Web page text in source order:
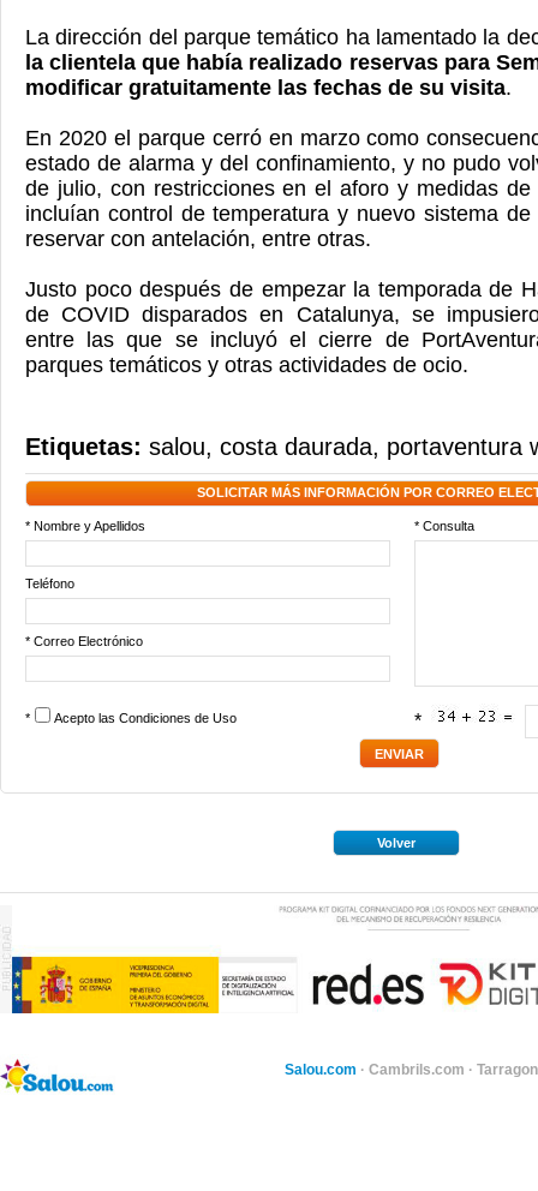
La dirección del parque temático ha lamentado la
la clientela que había realizado reservas para
modificar gratuitamente las fechas de su visita.
En 2020 el parque cerró en marzo como
estado de alarma y del confinamiento, y no pudo
de julio, con restricciones en el aforo y medidas de
incluían control de temperatura y nuevo sistema
reservar con antelación, entre otras.
Justo poco después de empezar la temporada de
de COVID disparados en Catalunya, se
entre las que se incluyó el cierre de
parques temáticos y otras actividades de ocio.
Etiquetas: salou, costa daurada, portaventura
SOLICITAR MÁS INFORMACIÓN POR CORREO
* Nombre y Apellidos * Consulta
Teléfono
* Correo Electrónico
* Acepto las Condiciones de Uso *
Volver
Salou.com · Cambrils.com ·